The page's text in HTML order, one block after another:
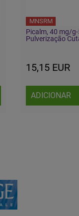
MNSRM
Picalm, 40 mg/
Pulverização
15,15 EUR
ADICIONAR